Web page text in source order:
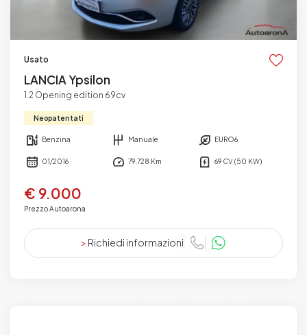
Usato
LANCIA Ypsilon
1.2 Opening edition 69cv
Neopatentati
Benzina Manuale EURO6
01/2016 79.728 Km 69 CV (50 KW)
€ 9.000
Prezzo Autoarona
> Richiedi informazioni